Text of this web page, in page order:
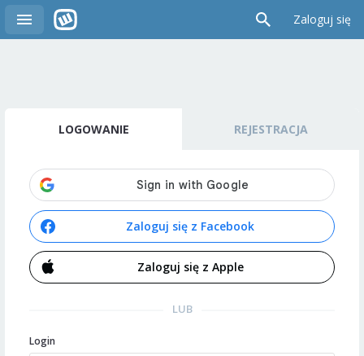
Zaloguj się
LOGOWANIE REJESTRACJA
Zaloguj się z Facebook
Zaloguj się z Apple
LUB
Login